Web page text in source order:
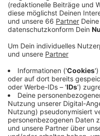
einleiten. Der beliebte
auch in diesem Jahr
auf Schloss Benrath
Getränken für ein
Vorweihnachtszeit.
Veröffentlicht:Montag,
Anzeige